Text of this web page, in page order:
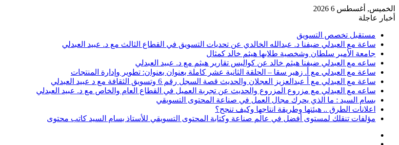
الخميس, أغسطس 6 2026
أخبار عاجلة
مستقبل تخصص التسويق
ساعة مع العبدلي ضيفنا د. عبدالله الخالدي عن تحديات التسويق في القطاع الثالث مع د. عبيد العبدلي
جامعة الأمير سلطان وشخصية طلابها هيثم خالد كمثال
ساعه مع العبدلي ضيفنا هيثم خالد عن كواليس تقارير هيثم مع د. عبيد العبدلي
ساعة مع العبدلي مع أ. زهير سقا – الحلقة الثانية عشر كاملة بعنوان بعنوان: تطوير وإدارة المنتجات
ساعة مع العبدلي مع أ عبدالعزيز العجلان والحديث قصة السجل رقم 6 وتسويق الثقافة مع د عبيد العبدلي
ساعه مع العبدلي مع مزروع المزروع والحديث عن تجربة العميل في القطاع العام والخاص مع د. عبيد العبدلي
بسام السيد : ما الذي يحرك مجال العمل في صناعة المحتوى التسويقي
اعلانات الطرق .. هيئتها وطريقة انتاجها وكيف تنجح؟
مؤلفات تنقلك لمستوى أفضل في عالم صناعة وكتابة المحتوى التسويقي للأستاذ بسام السيد كاتب محتوى